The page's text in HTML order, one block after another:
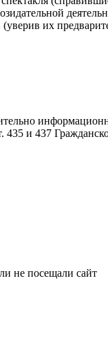
их
435 и 437
не посещали сайт